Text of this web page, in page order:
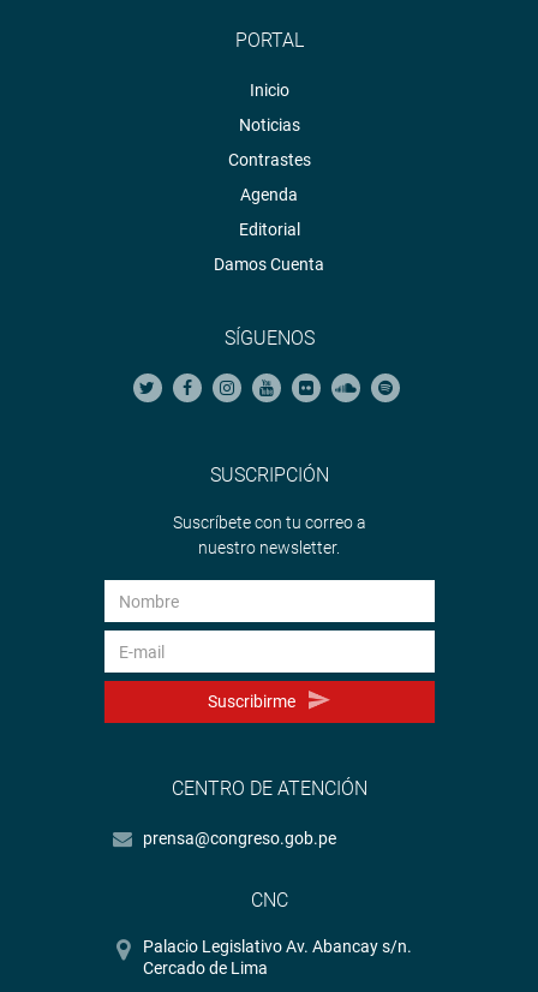
PORTAL
Inicio
Noticias
Contrastes
Agenda
Editorial
Damos Cuenta
SÍGUENOS
SUSCRIPCIÓN
Suscríbete con tu correo a
nuestro newsletter.
Suscribirme
CENTRO DE ATENCIÓN
prensa@congreso.gob.pe
CNC
Palacio Legislativo Av. Abancay s/n.
Cercado de Lima